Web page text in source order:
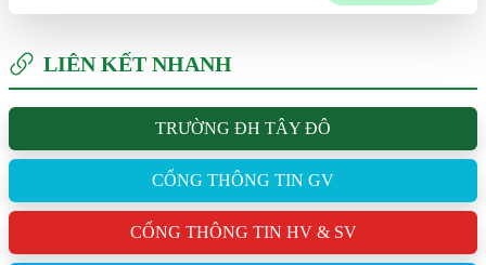
LIÊN KẾT NHANH
TRƯỜNG ĐH TÂY ĐÔ
CỔNG THÔNG TIN GV
CỔNG THÔNG TIN HV & SV